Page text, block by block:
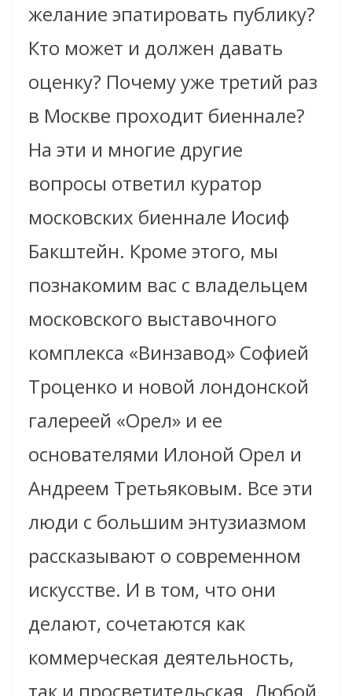
желание эпатировать публику?
Кто может и должен давать
оценку? Почему уже третий раз
в Москве проходит биеннале?
На эти и многие другие
вопросы ответил куратор
московских биеннале Иосиф
Бакштейн. Кроме этого, мы
познакомим вас с владельцем
московского выставочного
комплекса «Винзавод» Софией
Троценко и новой лондонской
галереей «Орел» и ее
основателями Илоной Орел и
Андреем Третьяковым. Все эти
люди с большим энтузиазмом
рассказывают о современном
искусстве. И в том, что они
делают, сочетаются как
коммерческая деятельность,